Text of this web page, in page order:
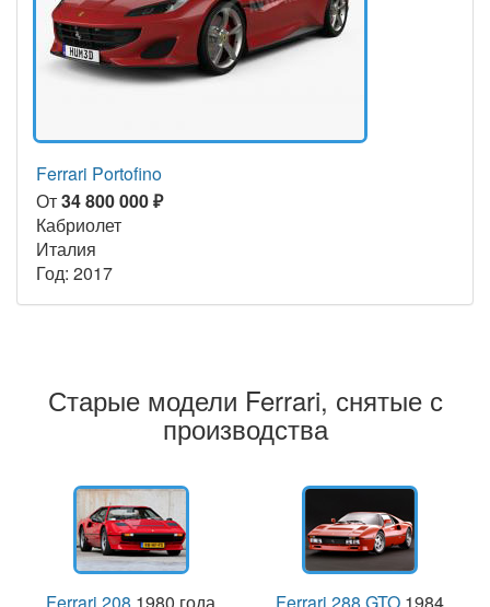
Ferrari Portofino
От34 800 000 ₽
Кабриолет
Италия
Год: 2017
Старые модели Ferrari, снятые с
производства
Ferrari 208 1980 года Ferrari 288 GTO1984